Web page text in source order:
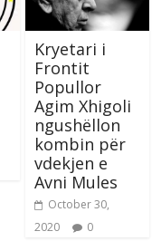
Kryetari i
Frontit
Popullor
Agim Xhigoli
ngushëllon
kombin për
vdekjen e
Avni Mules
October 30,
2020
0